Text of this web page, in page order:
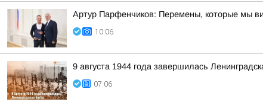
Артур Парфенчиков: Перемены, которые мы
10:06
9 августа 1944 года завершилась
07:06